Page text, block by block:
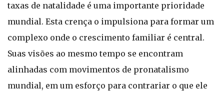
taxas de natalidade é uma importante prioridade
mundial. Esta crença o impulsiona para formar um
complexo onde o crescimento familiar é central.
Suas visões ao mesmo tempo se encontram
alinhadas com movimentos de pronatalismo
mundial, em um esforço para contrariar o que ele